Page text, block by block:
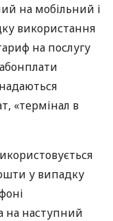
на мобільний і
використання
на послугу
«термінал в
у випадку
на наступний